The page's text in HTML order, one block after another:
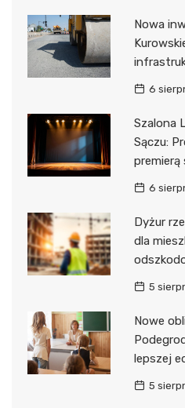
Nowa
6
Szalona
Sączu:
premierą
6
Dyżur
dla
5
Nowe
lepszej
5